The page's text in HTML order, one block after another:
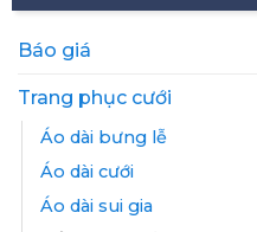
Báo giá
Trang phục cưới
Áo dài bưng lễ
Áo dài cưới
Áo dài sui gia